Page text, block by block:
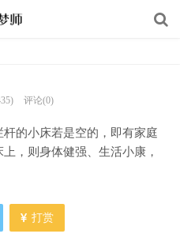
评论(0)
的小床若是空的，即有家庭
，则身体健强、生活小康，
打赏